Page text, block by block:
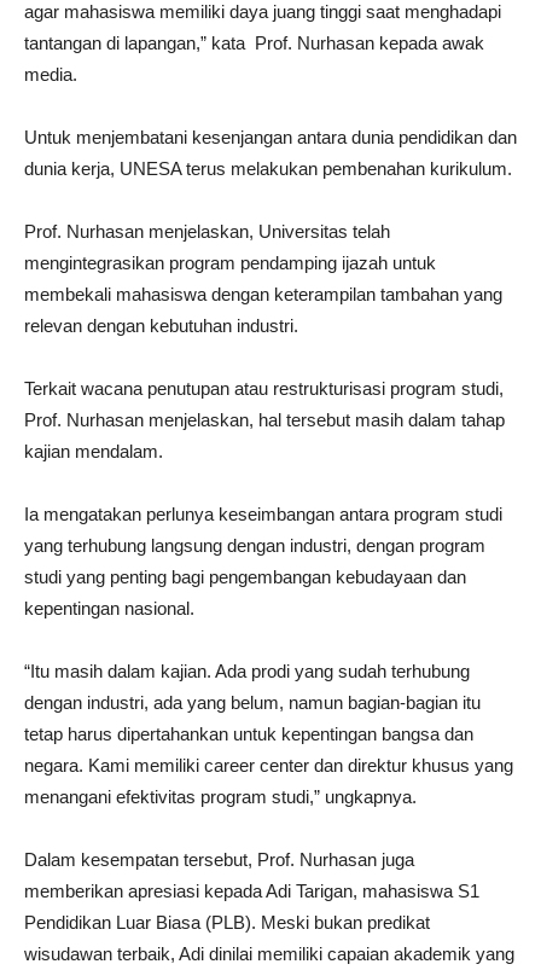
agar mahasiswa memiliki daya juang tinggi saat menghadapi
tantangan di lapangan,” kata Prof. Nurhasan kepada awak
media.
Untuk menjembatani kesenjangan antara dunia pendidikan dan
dunia kerja, UNESA terus melakukan pembenahan kurikulum.
Prof. Nurhasan menjelaskan, Universitas telah
mengintegrasikan program pendamping ijazah untuk
membekali mahasiswa dengan keterampilan tambahan yang
relevan dengan kebutuhan industri.
Terkait wacana penutupan atau restrukturisasi program studi,
Prof. Nurhasan menjelaskan, hal tersebut masih dalam tahap
kajian mendalam.
Ia mengatakan perlunya keseimbangan antara program studi
yang terhubung langsung dengan industri, dengan program
studi yang penting bagi pengembangan kebudayaan dan
kepentingan nasional.
“Itu masih dalam kajian. Ada prodi yang sudah terhubung
dengan industri, ada yang belum, namun bagian-bagian itu
tetap harus dipertahankan untuk kepentingan bangsa dan
negara. Kami memiliki career center dan direktur khusus yang
menangani efektivitas program studi,” ungkapnya.
Dalam kesempatan tersebut, Prof. Nurhasan juga
memberikan apresiasi kepada Adi Tarigan, mahasiswa S1
Pendidikan Luar Biasa (PLB). Meski bukan predikat
wisudawan terbaik, Adi dinilai memiliki capaian akademik yang